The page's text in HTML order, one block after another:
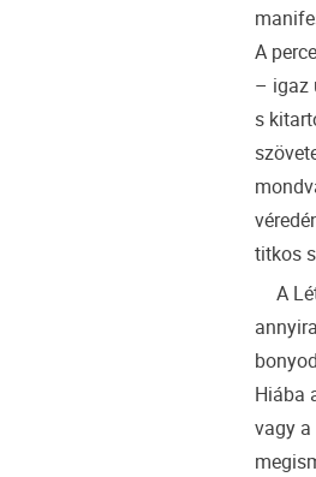
A
– igaz
s
titkos
A
Hiába
vagy